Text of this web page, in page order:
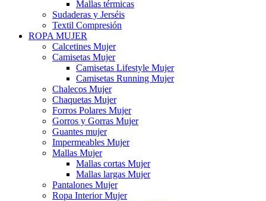
Mallas térmicas
Sudaderas y Jerséis
Textil Compresión
ROPA MUJER
Calcetines Mujer
Camisetas Mujer
Camisetas Lifestyle Mujer
Camisetas Running Mujer
Chalecos Mujer
Chaquetas Mujer
Forros Polares Mujer
Gorros y Gorras Mujer
Guantes mujer
Impermeables Mujer
Mallas Mujer
Mallas cortas Mujer
Mallas largas Mujer
Pantalones Mujer
Ropa Interior Mujer